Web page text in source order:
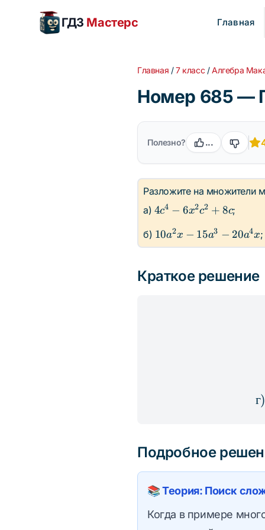
ГДЗ Мастерс Главная
Главная /7 класс /Алгебра
Номер 685 —
Полезно? ...
Разложите на множители
а) 4c^4 -
+ 8c
4c4 − 6x2c2 + 8c;
б) 10a^2x
-
-
10a2x − 15a3 − 20a4x;
Краткое решение
г)
Подробное
📚 Теория: Поиск
Когда в примере